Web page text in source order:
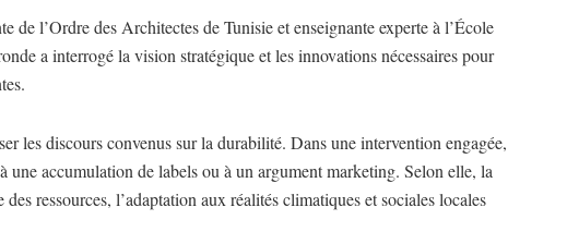
de l’Ordre des Architectes de Tunisie et enseignante experte à l’École
a interrogé la vision stratégique et les innovations nécessaires pour
les discours convenus sur la durabilité. Dans une intervention engagée,
accumulation de labels ou à un argument marketing. Selon elle, la
ressources, l’adaptation aux réalités climatiques et sociales locales